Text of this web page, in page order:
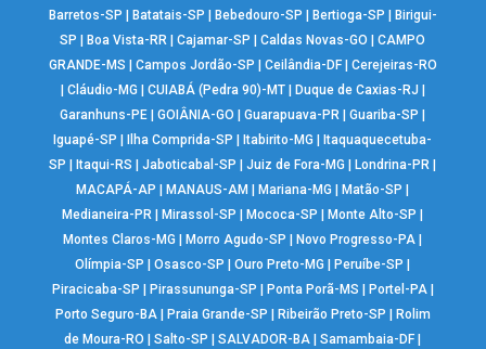
Barretos-SP
Batatais-SP Bebedouro-SP Bertioga-SP
Birigui-
SP
Boa Vista-RR |Cajamar-SP |Caldas Novas-GO |CAMPO
GRANDE-MS
Campos Jordão-SP Ceilândia-DF| Cerejeiras-RO
Cláudio-MG CUIABÁ (Pedra 90)-MT| Duque de Caxias-RJ
Garanhuns-PE |GOIÂNIA-GO |Guarapuava-PR |Guariba-SP
Iguapé-SP
Ilha Comprida-SP Itabirito-MG
Itaquaquecetuba-
SP
Itaqui-RS |Jaboticabal-SP |Juiz de Fora-MG Londrina-PR
MACAPÁ-AP
MANAUS-AM Mariana-MG Matão-SP
Medianeira-PR
Mirassol-SP Mococa-SP Monte Alto-SP
Montes Claros-MG
Morro Agudo-SP Novo Progresso-PA
Olímpia-SP
|Osasco-SP |Ouro Preto-MG Peruíbe-SP
Piracicaba-SP
Pirassununga-SP Ponta Porã-MS Portel-PA|
Porto Seguro-BA| Praia Grande-SP Ribeirão Preto-SP
Rolim
de Moura-RO
|Salto-SP |SALVADOR-BA |Samambaia-DF